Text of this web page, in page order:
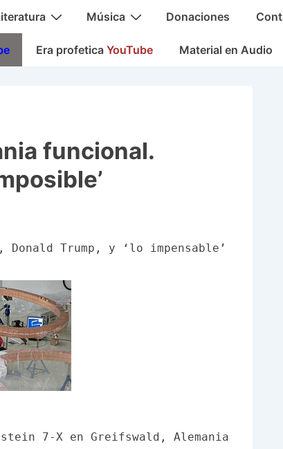
Música Donaciones
Era profetica YouTube Material en Audio
funcional.
Trump, y ‘lo impensable’
7-X en Greifswald, Alemania